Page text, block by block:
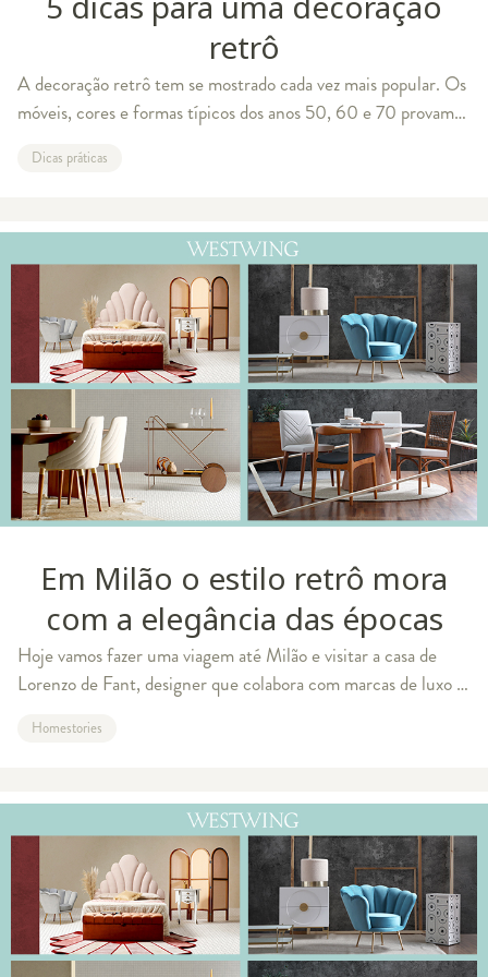
retrô
A decoração retrô tem se mostrado cada vez mais popular. Os
móveis, cores e formas típicos dos anos 50, 60 e 70 provam
cheia de personalidade
Dicas práticas
Em Milão o estilo retrô mora
com a elegância das épocas
Hoje vamos fazer uma viagem até Milão e visitar a casa de
Lorenzo de Fant, designer que colabora com marcas de luxo e
elegância de diferentes
Homestories